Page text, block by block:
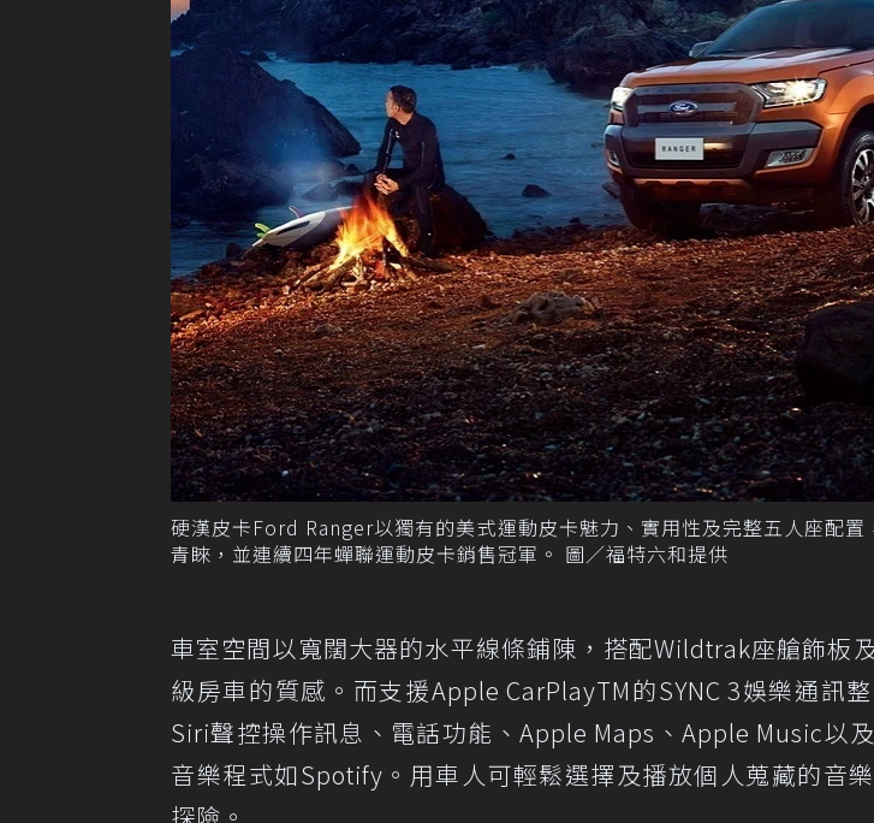
硬漢皮卡Ford Ranger以獨有的美式運動皮卡魅力、實用性及完整五人座配置
青睞，並連續四年蟬聯運動皮卡銷售冠軍。 圖／福特六和提供
車室空間以寬闊大器的水平線條鋪陳，搭配Wildtrak座艙飾板
級房車的質感。而支援Apple CarPlayTM的SYNC 3娛樂通訊
Siri聲控操作訊息、電話功能、Apple Maps、Apple Music以
音樂程式如Spotify。用車人可輕鬆選擇及播放個人蒐藏的音